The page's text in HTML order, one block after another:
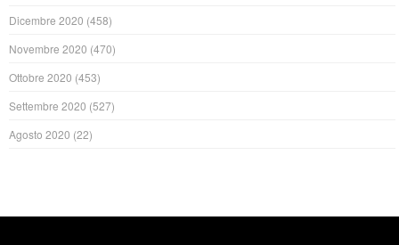
Dicembre 2020 (458)
Novembre 2020 (470)
Ottobre 2020 (453)
Settembre 2020 (527)
Agosto 2020 (22)